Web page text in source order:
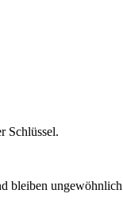
Schlüssel.
bleiben